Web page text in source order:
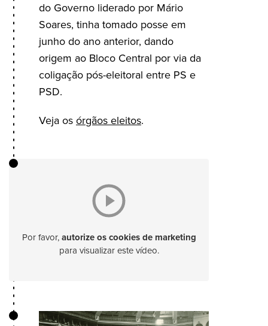
do Governo liderado por Mário
Soares, tinha tomado posse em
junho do ano anterior, dando
origem ao Bloco Central por via da
coligação pós-eleitoral entre PS e
PSD.
Veja os órgãos eleitos.
Por favor, autorize os cookies de marketing
para visualizar este vídeo.